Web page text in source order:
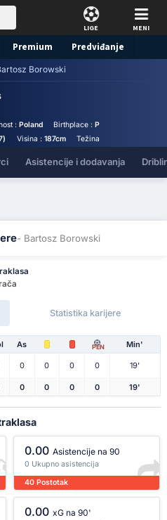
LIGE MENI
Premium Predviđanje
Borowski
: Poland Birthplace :Poland - Poland
Visina : 187cm Težina :
Asistencije i dodavanja
- Bartosz Borowski
Statistika karijere
As PEN Min'
0 0 0 0 19'
0 0 0 0 19'
0.00 Asistencije na 90
0 Ukupno asistencija
40 Postotak
0.00 xG na 90'